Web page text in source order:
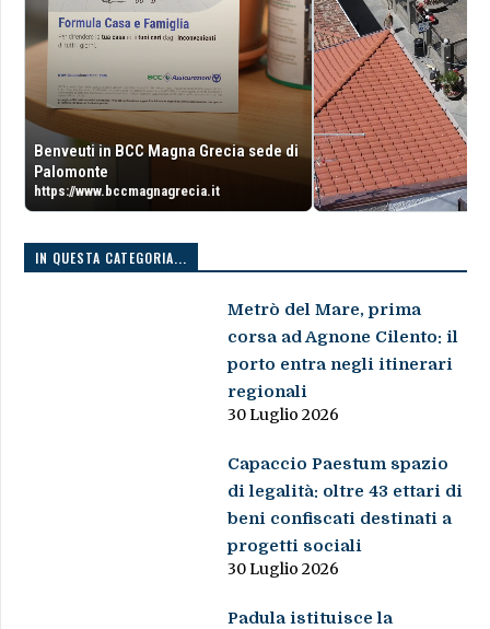
Benveuti in BCC Magna Grecia sede di
Palomonte
https://www.bccmagnagrecia.it
IN QUESTA CATEGORIA...
Metrò del Mare, prima
corsa ad Agnone Cilento: il
porto entra negli itinerari
regionali
30 Luglio 2026
Capaccio Paestum spazio
di legalità: oltre 43 ettari di
beni confiscati destinati a
progetti sociali
30 Luglio 2026
Padula istituisce la